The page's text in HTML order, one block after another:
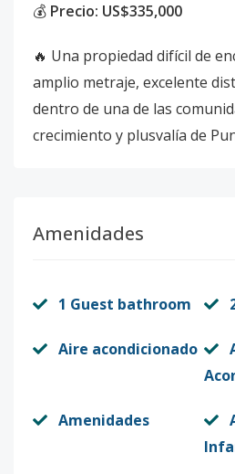
💰 Precio: US$335,000
🔥 Una propiedad difícil de
amplio metraje, excelente
dentro de una de las
crecimiento y plusvalía de
Amenidades
1 Guest bathroom
Aire acondicionado
Amenidades